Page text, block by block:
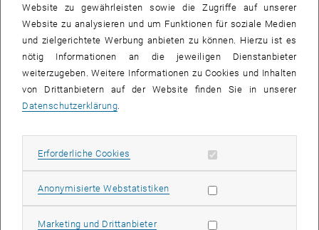
Im Rahmen des ClispAlp Projekts (Climate-Resilient Spatial
Planning in the Alps) im Auftrag des Bmlrt und EUSALP wurde ein
Video zu "Regionalen Aktionen in der Klimawandelanpassung"
erstellt.
Das Video ist auf Youtube und der EUSALP Homepage abrufbar.
Website zu gewährleisten sowie die Zugriffe auf unserer
Website zu analysieren und um Funktionen für soziale Medien
und zielgerichtete Werbung anbieten zu können. Hierzu ist es
nötig Informationen an die jeweiligen Dienstanbieter
weiterzugeben. Weitere Informationen zu Cookies und Inhalten
von Drittanbietern auf der Website finden Sie in unserer
Datenschutzerklärung.
Erforderliche Cookies Erforderliche Cookies zulassen
Anonymisierte WebstatistikenStatistik Cookies zulassen
Marketing und DrittanbieterMarketing Cookies zulassen